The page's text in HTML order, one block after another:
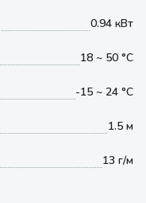
0.94 кВт
18 ~ 50 °С
-15 ~ 24 °С
1.5 м
13 г/м